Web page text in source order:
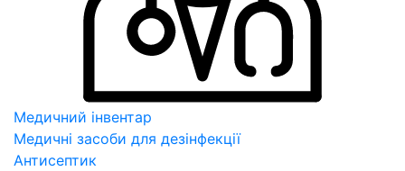
Медичний інвентар
Медичні засоби для дезінфекції
Антисептик